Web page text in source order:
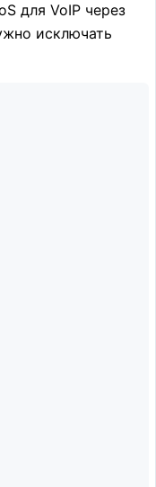
для VoIP через
исключать